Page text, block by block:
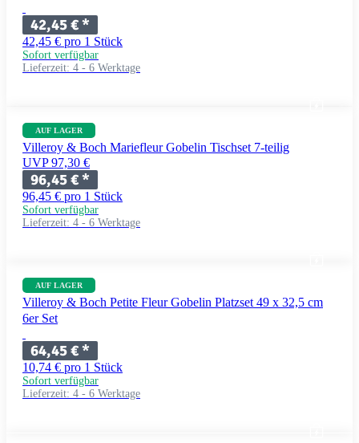
42,45 €*
42,45 € pro 1 Stück
Sofort verfügbar
Lieferzeit: 4 - 6 Werktage
AUF LAGER
Villeroy & Boch Mariefleur Gobelin Tischset 7-teilig
UVP 97,30 €
96,45 €*
96,45 € pro 1 Stück
Sofort verfügbar
Lieferzeit: 4 - 6 Werktage
AUF LAGER
Villeroy & Boch Petite Fleur Gobelin Platzset 49 x 32,5 cm
6er Set
64,45 €*
10,74 € pro 1 Stück
Sofort verfügbar
Lieferzeit: 4 - 6 Werktage